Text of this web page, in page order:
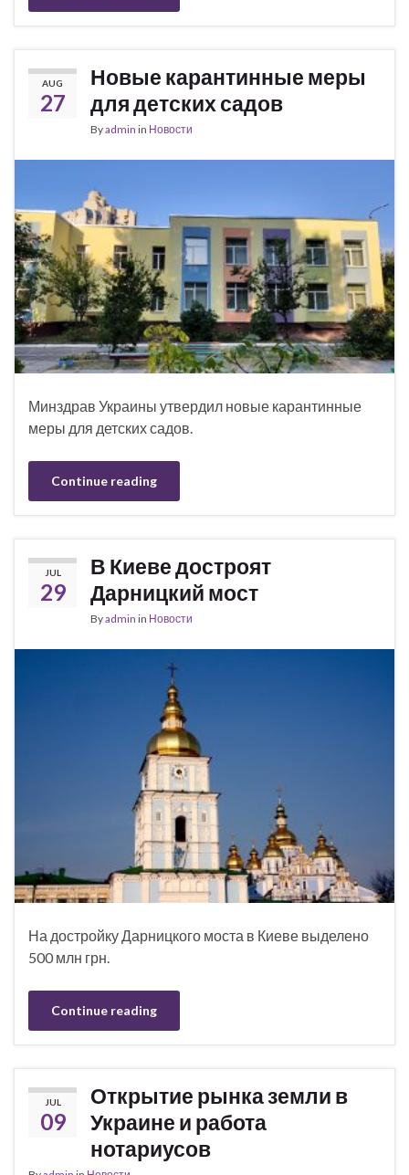
AUG
27
Новые карантинные меры
для детских садов
Byadmin in Новости
Минздрав Украины утвердил новые карантинные
меры для детских садов.
Continue reading
JUL
29
В Киеве достроят
Дарницкий мост
Byadmin in Новости
На достройку Дарницкого моста в Киеве выделено
500 млн грн.
Continue reading
JUL
09
Открытие рынка земли в
Украине и работа
нотариусов